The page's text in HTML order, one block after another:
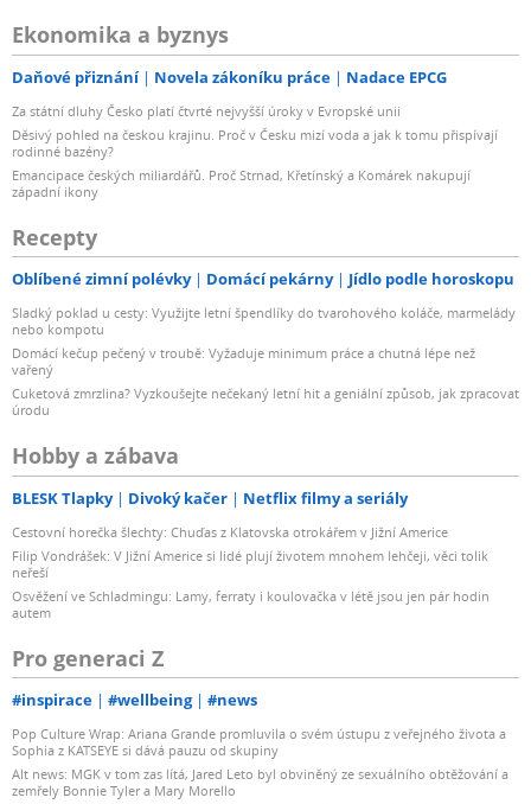
Ekonomika a byznys
Daňové přiznání Novela zákoníku práce Nadace EPCG
Za státní dluhy Česko platí čtvrté nejvyšší úroky v Evropské unii
Děsivý pohled na českou krajinu. Proč v Česku mizí voda a jak k tomu přispívají
rodinné bazény?
Emancipace českých miliardářů. Proč Strnad, Křetínský a Komárek nakupují
západní ikony
Recepty
Oblíbené zimní polévky Domácí pekárny Jídlo podle horoskopu
Sladký poklad u cesty: Využijte letní špendlíky do tvarohového koláče, marmelády
nebo kompotu
Domácí kečup pečený v troubě: Vyžaduje minimum práce a chutná lépe než
vařený
Cuketová zmrzlina? Vyzkoušejte nečekaný letní hit a geniální způsob, jak zpracovat
úrodu
Hobby a zábava
BLESK Tlapky Divoký kačer Netflix filmy a seriály
Cestovní horečka šlechty: Chuďas z Klatovska otrokářem v Jižní Americe
Filip Vondrášek: V Jižní Americe si lidé plují životem mnohem lehčeji, věci tolik
neřeší
Osvěžení ve Schladmingu: Lamy, ferraty i koulovačka v létě jsou jen pár hodin
autem
Pro generaci Z
#inspirace #wellbeing #news
Pop Culture Wrap: Ariana Grande promluvila o svém ústupu z veřejného života a
Sophia z KATSEYE si dává pauzu od skupiny
Alt news: MGK v tom zas lítá, Jared Leto byl obviněný ze sexuálního obtěžování a
zemřely Bonnie Tyler a Mary Morello